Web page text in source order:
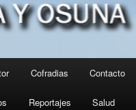
Cofradias Contacto
Reportajes Salud